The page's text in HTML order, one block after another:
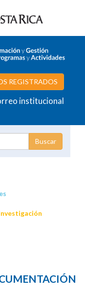
REGISTRADOS
institucional